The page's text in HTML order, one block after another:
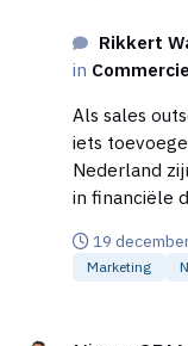
Rikkert
in
Als sales
iets toevoegen. De sales outsourcing
Nederland
in financiële
gezet. Er is echter wel een groot verschil tussen
19
Marketing